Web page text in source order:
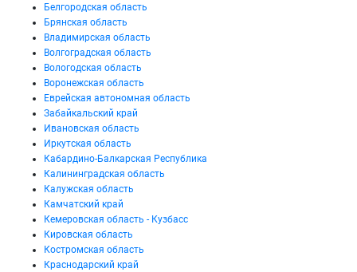
Белгородская область
Брянская область
Владимирская область
Волгоградская область
Вологодская область
Воронежская область
Еврейская автономная область
Забайкальский край
Ивановская область
Иркутская область
Кабардино-Балкарская Республика
Калининградская область
Калужская область
Камчатский край
Кемеровская область - Кузбасс
Кировская область
Костромская область
Краснодарский край